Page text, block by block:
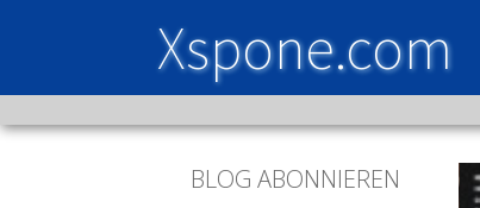
Xspone.com
BLOG ABONNIEREN